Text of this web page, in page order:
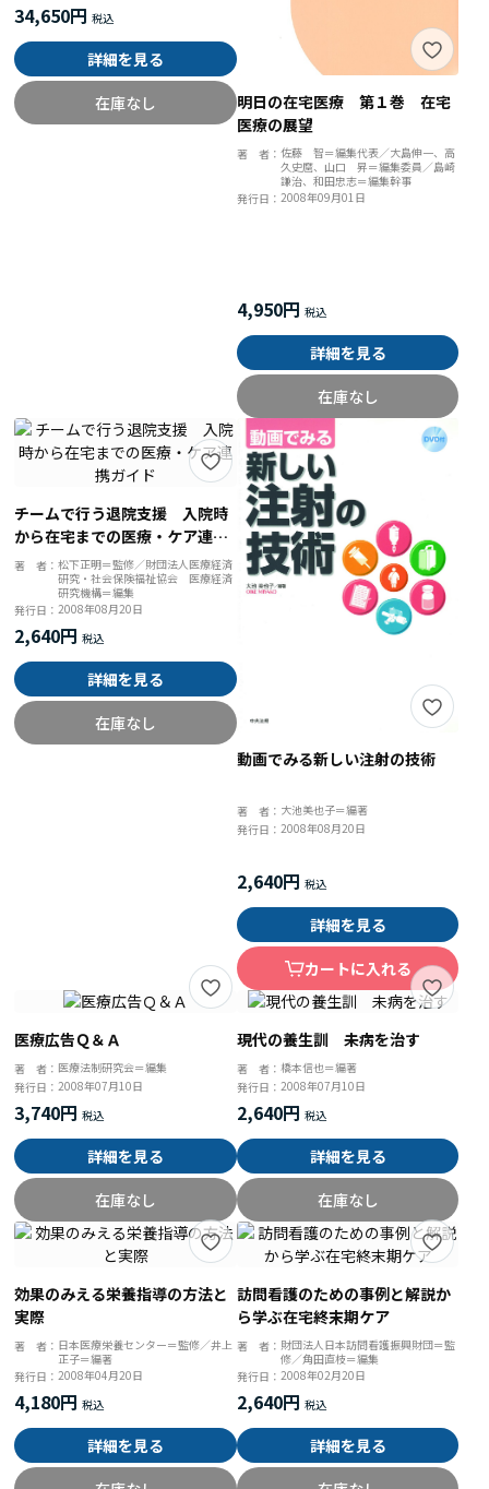
34,650円
詳細を見る
在庫なし
明日の在宅医療 第１巻 在宅
医療の展望
著 者： 佐藤 智＝編集代表／大島伸一、高
久史麿、山口 昇＝編集委員／島崎
謙治、和田忠志＝編集幹事
発行日： 2008年09月01日
4,950円
詳細を見る
在庫なし
チームで行う退院支援 入院時
から在宅までの医療・ケア連携
ガイド
著 者：松下正明＝監修／財団法人医療経済
研究・社会保険福祉協会 医療経済
研究機構＝編集
発行日：2008年08月20日
2,640円
詳細を見る
在庫なし
動画でみる新しい注射の技術
著 者： 大池美也子＝編著
発行日： 2008年08月20日
2,640円
詳細を見る
カートに入れる
医療広告Ｑ＆Ａ
著 者： 医療法制研究会＝編集
発行日：2008年07月10日
3,740円
詳細を見る
在庫なし
現代の養生訓 未病を治す
著 者： 橋本信也＝編著
発行日： 2008年07月10日
2,640円
詳細を見る
在庫なし
効果のみえる栄養指導の方法と
実際
著 者： 日本医療栄養センター＝監修／井上
正子＝編著
発行日：2008年04月20日
4,180円
詳細を見る
訪問看護のための事例と解説か
ら学ぶ在宅終末期ケア
著 者： 財団法人日本訪問看護振興財団＝監
修／角田直枝＝編集
発行日： 2008年02月20日
2,640円
詳細を見る